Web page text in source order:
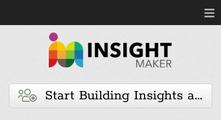
Start Building Insights and